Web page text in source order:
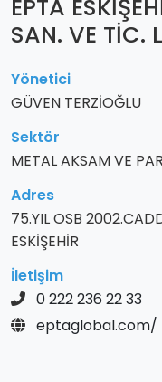
EPTA
SAN. VE TİC.
Yönetici
GÜVEN TERZİOĞLU
Sektör
METAL AKSAM VE
Adres
75.YIL OSB
ESKİŞEHİR
İletişim
0 222 236 22 33
eptaglobal.com/